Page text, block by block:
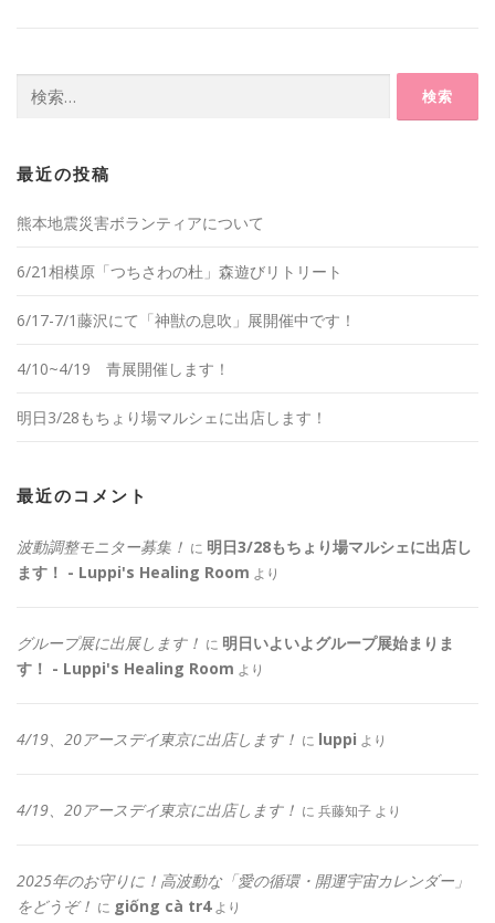
索:
最近の投稿
熊本地震災害ボランティアについて
6/21相模原「つちさわの杜」森遊びリトリート
6/17-7/1藤沢にて「神獣の息吹」展開催中です！
4/10~4/19 青展開催します！
明日3/28もちょり場マルシェに出店します！
最近のコメント
波動調整モニター募集！ に 明日3/28もちょり場マルシェに出店し
ます！ - Luppi's Healing Room より
グループ展に出展します！ に 明日いよいよグループ展始まりま
す！ - Luppi's Healing Room より
4/19、20アースデイ東京に出店します！ に luppi より
4/19、20アースデイ東京に出店します！ に 兵藤知子 より
2025年のお守りに！高波動な「愛の循環・開運宇宙カレンダー」
をどうぞ！ に giống cà tr4より